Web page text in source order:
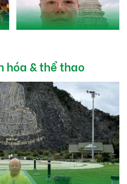
hóa & thể thao